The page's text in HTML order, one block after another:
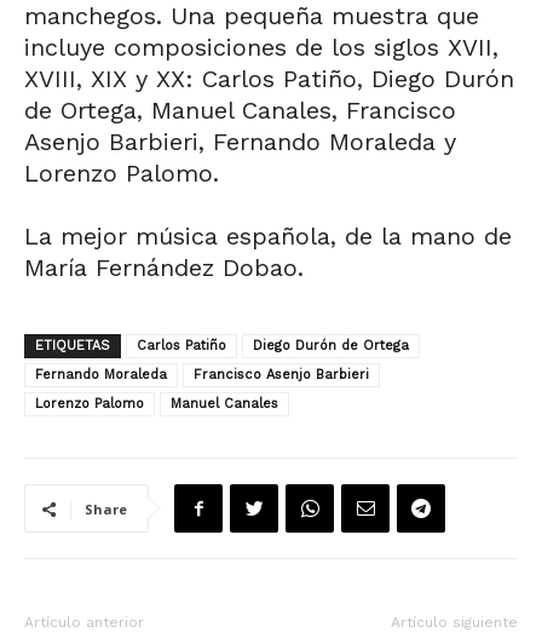
manchegos. Una pequeña muestra que
incluye composiciones de los siglos XVII,
XVIII, XIX y XX: Carlos Patiño, Diego Durón
de Ortega, Manuel Canales, Francisco
Asenjo Barbieri, Fernando Moraleda y
Lorenzo Palomo.
La mejor música española, de la mano de
María Fernández Dobao.
ETIQUETAS Carlos Patiño
Diego Durón de Ortega
Fernando Moraleda
Francisco Asenjo Barbieri
Lorenzo Palomo
Manuel Canales
Share
Artículo anterior Artículo siguiente